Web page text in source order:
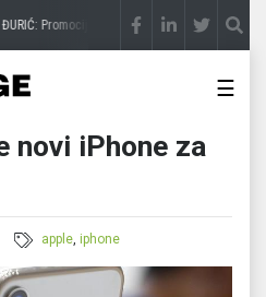
Promocija potencijal pretvara u destinaciju
☰
novi iPhone za
apple,iphone